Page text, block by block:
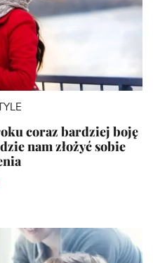
coraz bardziej boję
nam złożyć sobie